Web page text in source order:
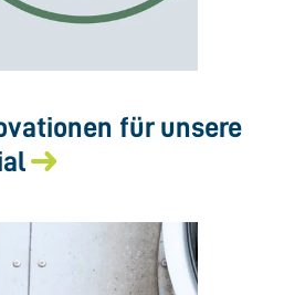
für unsere